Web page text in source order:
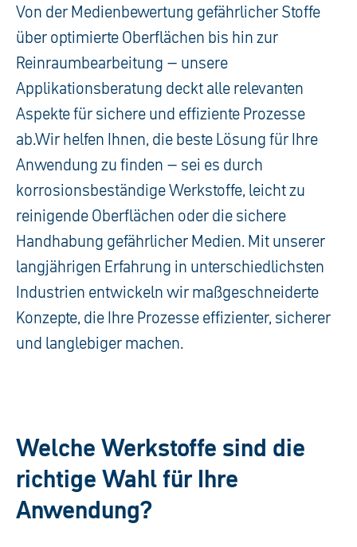
Von der Medienbewertung gefährlicher Stoffe
über optimierte Oberflächen bis hin zur
Reinraumbearbeitung – unsere
Applikationsberatung deckt alle relevanten
Aspekte für sichere und effiziente Prozesse
ab.Wir helfen Ihnen, die beste Lösung für Ihre
Anwendung zu finden – sei es durch
korrosionsbeständige Werkstoffe, leicht zu
reinigende Oberflächen oder die sichere
Handhabung gefährlicher Medien. Mit unserer
langjährigen Erfahrung in unterschiedlichsten
Industrien entwickeln wir maßgeschneiderte
Konzepte, die Ihre Prozesse effizienter, sicherer
und langlebiger machen.
Welche Werkstoffe sind die
richtige Wahl für Ihre
Anwendung?